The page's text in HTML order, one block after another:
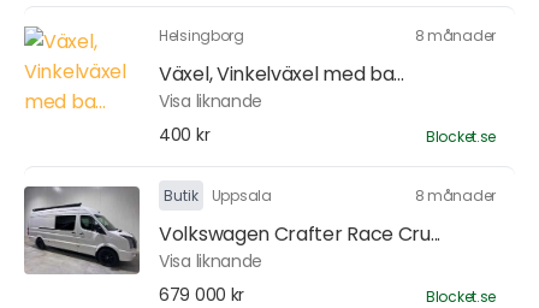
Helsingborg 8 månader
Växel, Vinkelväxel med ba...
Visa liknande
400 kr
Blocket.se
Butik Uppsala 8 månader
Volkswagen Crafter Race Cru...
Visa liknande
679 000 kr
Blocket.se